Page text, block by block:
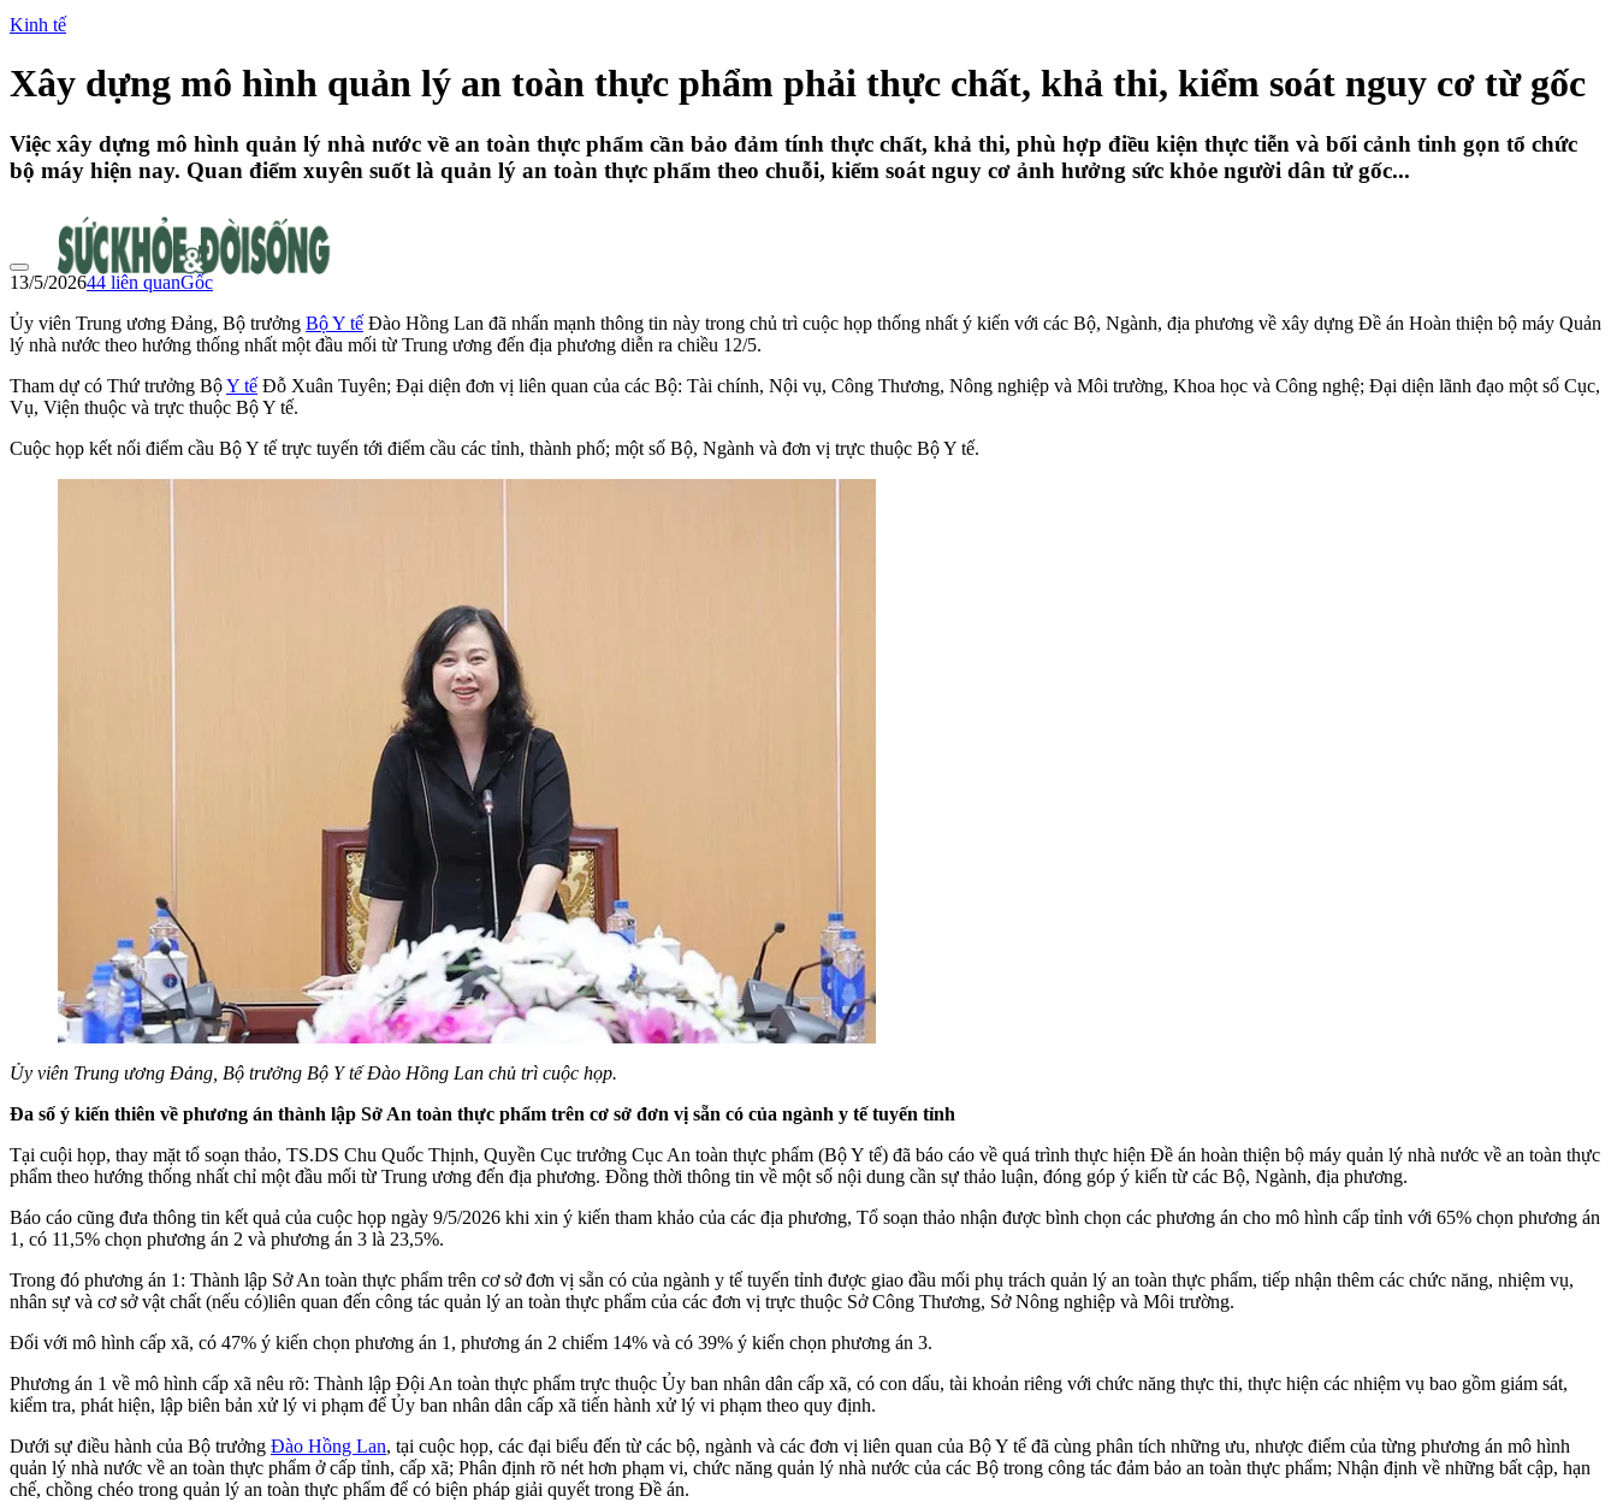
Kinh tế
Xây dựng mô hình quản lý an toàn thực phẩm phải thực chất, khả thi, kiểm soát nguy cơ từ gốc
Việc xây dựng mô hình quản lý nhà nước về an toàn thực phẩm cần bảo đảm tính thực chất, khả thi, phù hợp điều kiện thực tiễn và bối cảnh tinh gọn tổ chức
bộ máy hiện nay. Quan điểm xuyên suốt là quản lý an toàn thực phẩm theo chuỗi, kiểm soát nguy cơ ảnh hưởng sức khỏe người dân tử gốc...
13/5/202644 liên quanGốc
Ủy viên Trung ương Đảng, Bộ trưởng Bộ Y tế Đào Hồng Lan đã nhấn mạnh thông tin này trong chủ trì cuộc họp thống nhất ý kiến với các Bộ, Ngành, địa phương về xây dựng Đề án Hoàn thiện bộ máy Quản
lý nhà nước theo hướng thống nhất một đầu mối từ Trung ương đến địa phương diễn ra chiều 12/5.
Tham dự có Thứ trưởng BộY tế Đỗ Xuân Tuyên; Đại diện đơn vị liên quan của các Bộ: Tài chính, Nội vụ, Công Thương, Nông nghiệp và Môi trường, Khoa học và Công nghệ; Đại diện lãnh đạo một số Cục,
Vụ, Viện thuộc và trực thuộc Bộ Y tế.
Cuộc họp kết nối điểm cầu Bộ Y tế trực tuyến tới điểm cầu các tỉnh, thành phố; một số Bộ, Ngành và đơn vị trực thuộc Bộ Y tế.
Ủy viên Trung ương Đảng, Bộ trưởng Bộ Y tế Đào Hồng Lan chủ trì cuộc họp.
Đa số ý kiến thiên về phương án thành lập Sở An toàn thực phẩm trên cơ sở đơn vị sẵn có của ngành y tế tuyến tỉnh
Tại cuội họp, thay mặt tổ soạn thảo, TS.DS Chu Quốc Thịnh, Quyền Cục trưởng Cục An toàn thực phẩm (Bộ Y tế) đã báo cáo về quá trình thực hiện Đề án hoàn thiện bộ máy quản lý nhà nước về an toàn thực
phẩm theo hướng thống nhất chỉ một đầu mối từ Trung ương đến địa phương. Đồng thời thông tin về một số nội dung cần sự thảo luận, đóng góp ý kiến từ các Bộ, Ngành, địa phương.
Báo cáo cũng đưa thông tin kết quả của cuộc họp ngày 9/5/2026 khi xin ý kiến tham khảo của các địa phương, Tổ soạn thảo nhận được bình chọn các phương án cho mô hình cấp tỉnh với 65% chọn phương án
1, có 11,5% chọn phương án 2 và phương án 3 là 23,5%.
Trong đó phương án 1: Thành lập Sở An toàn thực phẩm trên cơ sở đơn vị sẵn có của ngành y tế tuyến tỉnh được giao đầu mối phụ trách quản lý an toàn thực phẩm, tiếp nhận thêm các chức năng, nhiệm vụ,
nhân sự và cơ sở vật chất (nếu có)liên quan đến công tác quản lý an toàn thực phẩm của các đơn vị trực thuộc Sở Công Thương, Sở Nông nghiệp và Môi trường.
Đối với mô hình cấp xã, có 47% ý kiến chọn phương án 1, phương án 2 chiếm 14% và có 39% ý kiến chọn phương án 3.
Phương án 1 về mô hình cấp xã nêu rõ: Thành lập Đội An toàn thực phẩm trực thuộc Ủy ban nhân dân cấp xã, có con dấu, tài khoản riêng với chức năng thực thi, thực hiện các nhiệm vụ bao gồm giám sát,
kiểm tra, phát hiện, lập biên bản xử lý vi phạm để Ủy ban nhân dân cấp xã tiến hành xử lý vi phạm theo quy định.
Dưới sự điều hành của Bộ trưởng Đào Hồng Lan, tại cuộc họp, các đại biểu đến từ các bộ, ngành và các đơn vị liên quan của Bộ Y tế đã cùng phân tích những ưu, nhược điểm của từng phương án mô hình
quản lý nhà nước về an toàn thực phẩm ở cấp tỉnh, cấp xã; Phân định rõ nét hơn phạm vi, chức năng quản lý nhà nước của các Bộ trong công tác đảm bảo an toàn thực phẩm; Nhận định về những bất cập, hạn
chế, chồng chéo trong quản lý an toàn thực phẩm để có biện pháp giải quyết trong Đề án.